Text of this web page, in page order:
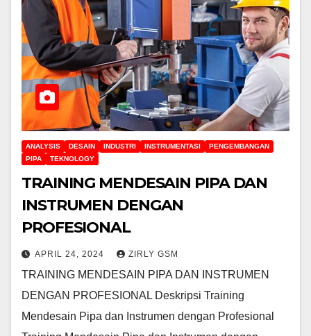
ANALYSIS DESAIN INDUSTRI INSTRUMENTASI
PENGEMBANGAN
PIPA
TEKNOLOGY
TRAINING MENDESAIN PIPA DAN
INSTRUMEN DENGAN
PROFESIONAL
APRIL 24, 2024 ZIRLY GSM
TRAINING MENDESAIN PIPA DAN INSTRUMEN
DENGAN PROFESIONAL Deskripsi Training
Mendesain Pipa dan Instrumen dengan Profesional